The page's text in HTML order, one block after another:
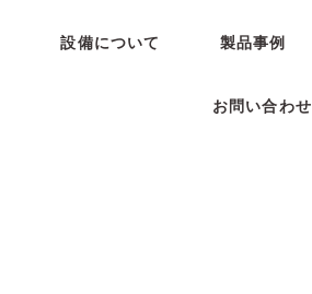
設備について 製品事例
お問い合わせ